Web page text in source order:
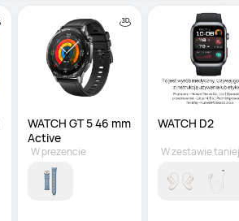
WATCH GT 5 46 mm
Active
W prezencie
WATCH D2
W zestawie taniej